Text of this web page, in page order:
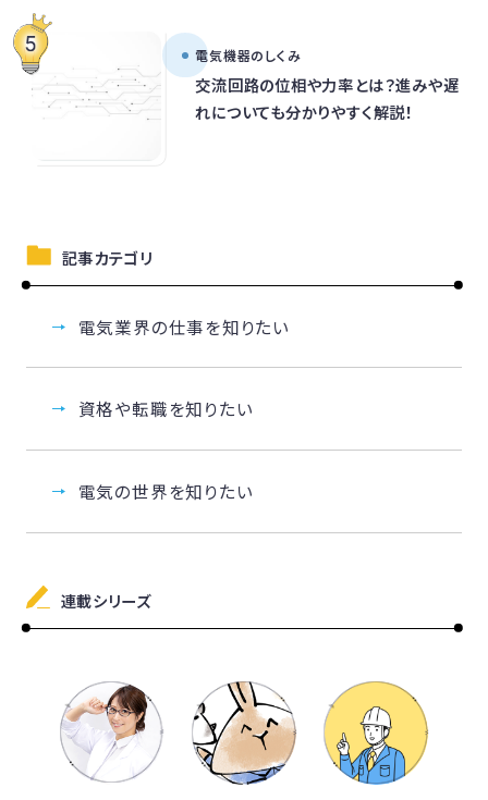
電気機器のしくみ
交流回路の位相や力率とは？進みや遅
れについても分かりやすく解説！
記事カテゴリ
電気業界の仕事を知りたい
資格や転職を知りたい
電気の世界を知りたい
連載シリーズ